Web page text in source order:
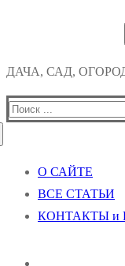
ДАЧА, САД,
Найти:
О САЙТЕ
ВСЕ СТАТЬИ
КОНТАКТЫ и